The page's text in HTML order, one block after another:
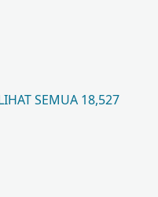
SEMUA 18,527